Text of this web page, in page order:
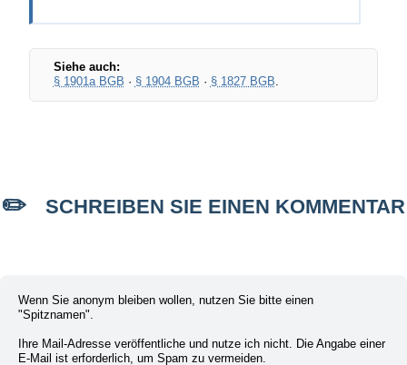
Siehe auch:
§ 1901a BGB · § 1904 BGB · § 1827 BGB.
SCHREIBEN SIE EINEN KOMMENTAR
Wenn Sie anonym bleiben wollen, nutzen Sie bitte einen
"Spitznamen".
Ihre Mail-Adresse veröffentliche und nutze ich nicht. Die Angabe einer
E-Mail ist erforderlich, um Spam zu vermeiden.